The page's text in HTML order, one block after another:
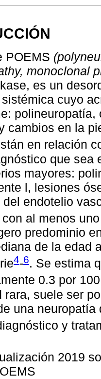
POEMS
monoclonal
es un
cuyo
cambios en la
en relación
que sea
mayores:
l, lesiones
endotelio
al menos
predominio
de la edad
4-6. Se estima
0.3 por
rara, suele ser
una
y
2019